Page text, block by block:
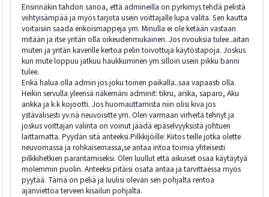
Ensinnäkin tahdon sanoa, että admineilla on pyrkimys tehdä pelistä
viihtyisämpää ja myös tarjota usein voittajalle lupa valita. Sen kautta
voitaisiin saada erikoismappeja ym. Minulla ei ole ketään vastaan
mitään ja itse yritän olla oikeudenmukainen. Jos rivouksia tulee..aitan
muten ja yritän kaverille kertoa pelin toivottuja käytöstapoja. Joskus
kun mute loppuu jatkuu haukkuminen ym.silloin usein pikku banni
tulee.
Enkä halua olla admin jos joku toinen paikalla..saa vapaasti olla.
Heikin servulla yleensä näkemäni adminit: tikru, arska, saparo, Aku
ankka ja k.k kojootti. Jos huomauttamista niin olisi kiva jos
ystävälisesti yv.nä neuvoisitte ym. Olen varmaan virheitä tehnyt ja
joskus voittajan valinta on voinut jäädä epäselvyyksistä johtuen
laittamatta. Pyydän sitä anteeksi.Pilkkijöille: Kiitos teille jotka olette
neuvomassa ja rohkaisemassa,se antaa intoa toimia yhteisesti
pilkkihetkien parantamiseksi. Olen luullut että aikuiset osaa käytäytyä
molemmin puolin. Anteeksi pitäisi osata antaa ja tarvittaessa myös
pyytää. Tämä on peliä ja luulisi olevan sen pohjalta rentoa
ajanviettoa terveen kisailun pohjalta.